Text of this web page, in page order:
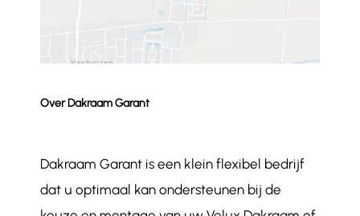
Over Dakraam Garant
Dakraam Garant is een klein flexibel bedrijf
dat u optimaal kan ondersteunen bij de